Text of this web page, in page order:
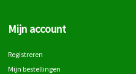
Mijn account
Registreren
Mijn bestellingen